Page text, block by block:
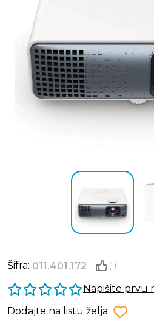
Šifra: 011.401.172 (1)
Napišite prvu
Dodajte na listu želja